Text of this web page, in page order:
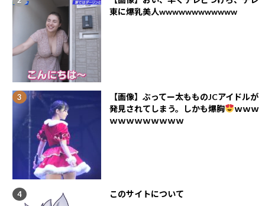
東に爆乳美人wwwwwwwwwwww
【画像】ぶってー太もものJCアイドルが
発見されてしまう。しかも爆胸
ｗｗｗ
ｗｗｗｗｗｗｗｗｗ
このサイトについて